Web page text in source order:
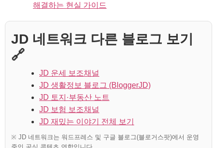
해결하는 현실 가이드
JD 네트워크 다른 블로그 보기
🔗
JD 운세 보조채널
JD 생활정보 블로그 (BloggerJD)
JD 토지·부동산 노트
JD 보험 보조채널
JD 재밌는 이야기 전체 보기
※ JD 네트워크는 워드프레스 및 구글 블로그(블로거스팟)에서 운영